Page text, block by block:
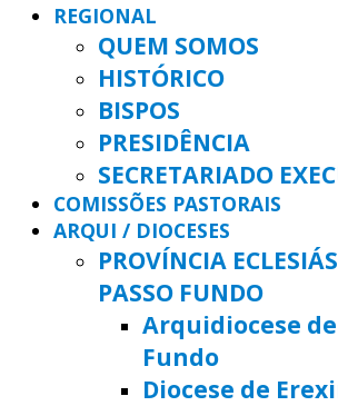
REGIONAL
QUEM SOMOS
HISTÓRICO
BISPOS
PRESIDÊNCIA
SECRETARIADO
COMISSÕES PASTORAIS
ARQUI / DIOCESES
PROVÍNCIA
PASSO FUNDO
Arquidiocese de
Fundo
Diocese de